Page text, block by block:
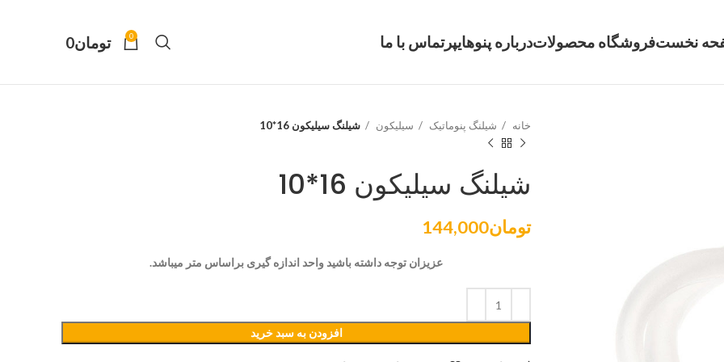
نخستفروشگاه محصولاتدرباره پنوهایپرتماس با ما 0 تومان0
خانه شیلنگ پنوماتیک سیلیکون شیلنگ سیلیکون 16*10
شیلنگ سیلیکون 16*10
تومان144,000
عزیزان توجه داشته باشید واحد اندازه گیری براساس متر میباشد.
افزودن به سبد خرید